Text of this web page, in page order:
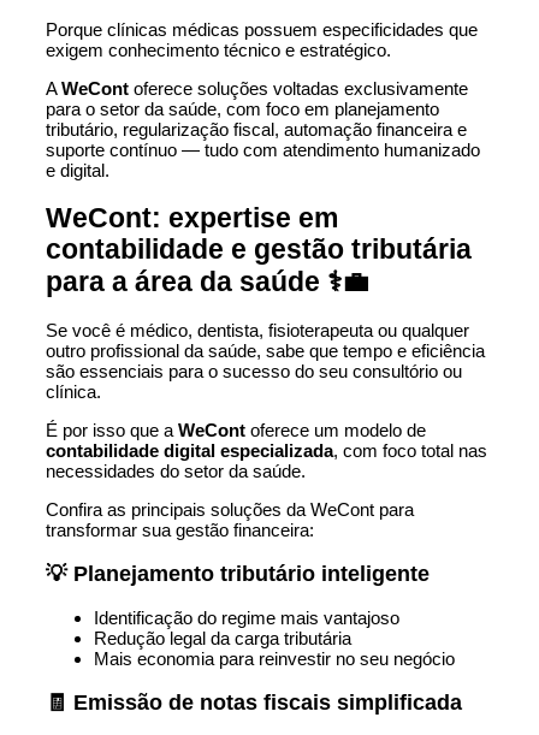
Porque clínicas médicas possuem especificidades que
exigem conhecimento técnico e estratégico.
AWeCont oferece soluções voltadas exclusivamente
para o setor da saúde, com foco em planejamento
tributário, regularização fiscal, automação financeira e
suporte contínuo — tudo com atendimento humanizado
e digital.
WeCont: expertise em
contabilidade e gestão tributária
para a área da saúde ⚕️💼
Se você é médico, dentista, fisioterapeuta ou qualquer
outro profissional da saúde, sabe que tempo e eficiência
são essenciais para o sucesso do seu consultório ou
clínica.
É por isso que a WeCont oferece um modelo de
contabilidade digital especializada, com foco total nas
necessidades do setor da saúde.
Confira as principais soluções da WeCont para
transformar sua gestão financeira:
💡 Planejamento tributário inteligente
Identificação do regime mais vantajoso
Redução legal da carga tributária
Mais economia para reinvestir no seu negócio
🧾 Emissão de notas fiscais simplificada